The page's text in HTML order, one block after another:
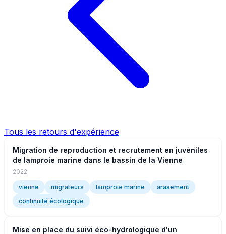
Tous les retours d'expérience
Migration de reproduction et recrutement en juvéniles
de lamproie marine dans le bassin de la Vienne
2022
vienne migrateurs lamproie marine
arasement
continuité écologique
Mise en place du suivi éco-hydrologique d'un